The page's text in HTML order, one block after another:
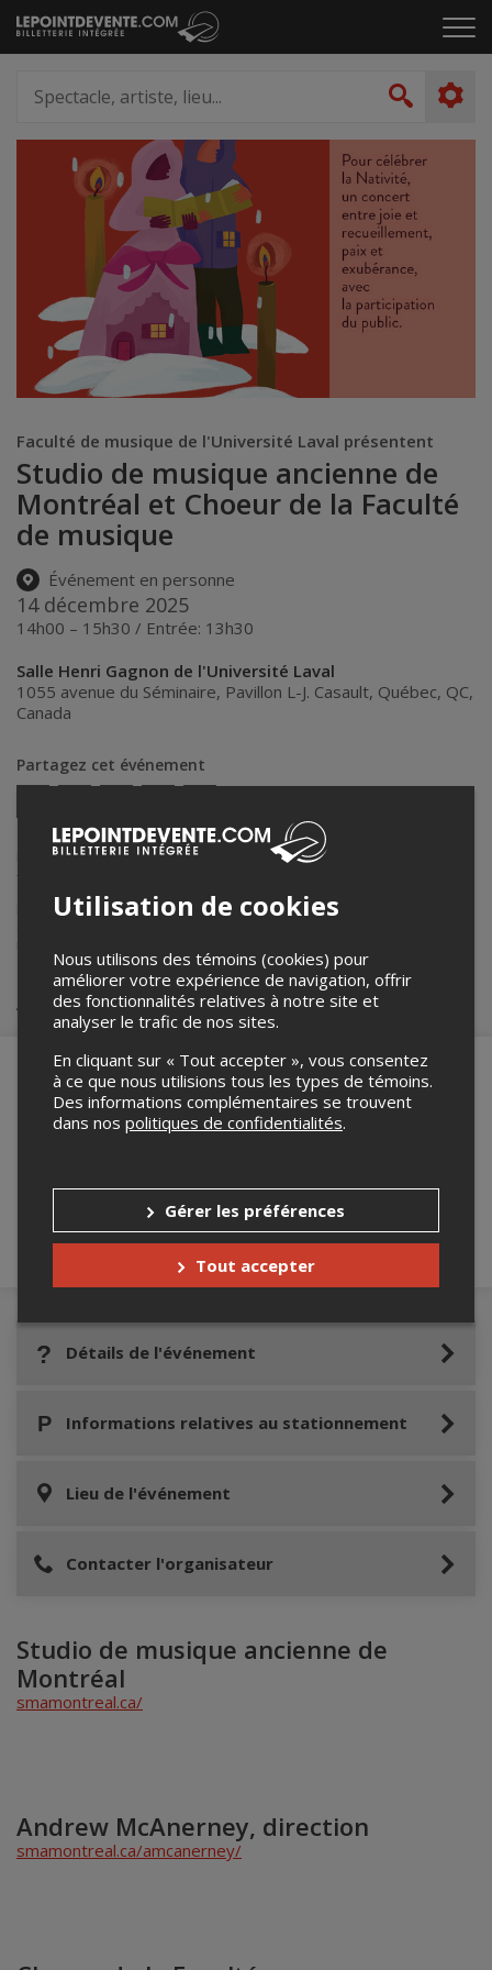
Passer
au
le
artiste,
lieu...
Faculté de musique de l'Université Laval présentent
Studio de musique ancienne de
Montréal et Choeur de la Faculté
de musique
Événement en personne
14 décembre 2025
14h00 – 15h30 / Entrée: 13h30
Salle Henri Gagnon de l'Université Laval
1055 avenue du Séminaire, Pavillon L-J. Casault, Québec, QC,
Canada
Partagez cet événement
Twitter
par
courriel
Lepointdevente.com agit à titre de mandataire pour
- Faculté de musique
de billets pour ses événements.
Pour plus d’information à propos de cet événement, veuillez
Achat de billets
Merci de confirmer que vous n'êtes pas un
Détails de l'événement
Informations relatives au stationnement
Lieu de l'événement
Contacter l'organisateur
Studio de musique ancienne de
Montréal
smamontreal.ca/
Andrew McAnerney, direction
smamontreal.ca/amcanerney/
Utilisation de cookies
Nous utilisons des témoins (cookies) pour
améliorer votre expérience de navigation, offrir
des fonctionnalités relatives à notre site et
analyser le trafic de nos sites.
En cliquant sur « Tout accepter », vous consentez
à ce que nous utilisions tous les types de témoins.
Des informations complémentaires se trouvent
dans nos politiques de confidentialités.
Gérer les préférences
Tout accepter